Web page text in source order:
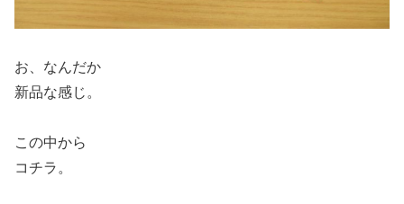
お、なんだか
新品な感じ。
この中から
コチラ。